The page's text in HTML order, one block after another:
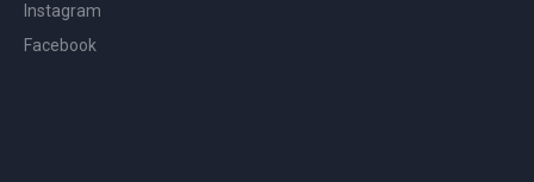
Instagram
Facebook